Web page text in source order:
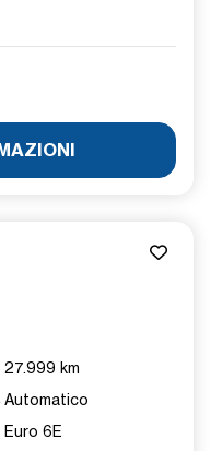
27.999 km
Automatico
Euro 6E